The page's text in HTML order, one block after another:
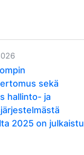
sekä
hallinto- ja
2025 on julkaistu